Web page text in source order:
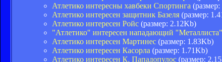
Атлетико интересны хавбеки Спортинга
Атлетико интересен защитник Базеля (размер:
Атлетико интересен Ройс (размер: 2.12Kb)
"Атлетико" интересен нападающий "Металлиста"
Атлетико интересен Мартинес (размер: 1.83Kb)
Атлетико интересен Касорла (размер: 1.71Kb)
Атлетико интересен К. Пападопулос (размер: